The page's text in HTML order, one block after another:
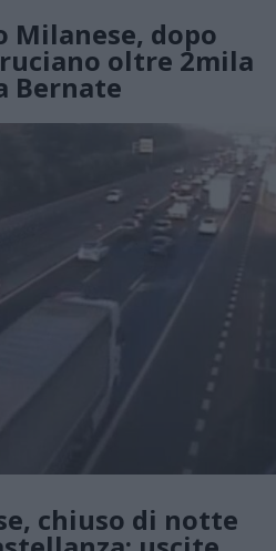
Milanese, dopo
oltre 2mila
Bernate
chiuso di notte